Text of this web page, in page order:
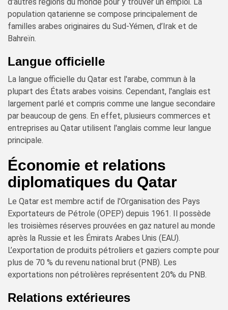
population qatarienne se compose principalement de
familles arabes originaires du Sud-Yémen, d’Irak et de
Bahreïn.
Langue officielle
La langue officielle du Qatar est l'arabe, commun à la
plupart des États arabes voisins. Cependant, l'anglais est
largement parlé et compris comme une langue secondaire
par beaucoup de gens. En effet, plusieurs commerces et
entreprises au Qatar utilisent l'anglais comme leur langue
principale.
Économie et relations
diplomatiques du Qatar
Le Qatar est membre actif de l'Organisation des Pays
Exportateurs de Pétrole (OPEP) depuis 1961. Il possède
les troisièmes réserves prouvées en gaz naturel au monde
après la Russie et les Émirats Arabes Unis (EAU).
L’exportation de produits pétroliers et gaziers compte pour
plus de 70 % du revenu national brut (PNB). Les
exportations non pétrolières représentent 20% du PNB.
Relations extérieures